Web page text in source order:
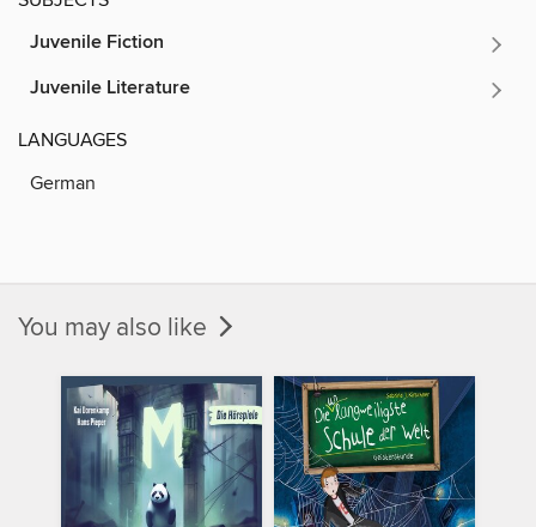
Juvenile Fiction
Juvenile Literature
LANGUAGES
German
You may also like